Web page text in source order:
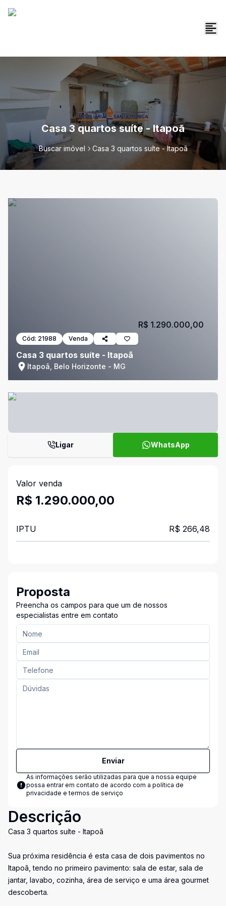
Casa 3 quartos suíte - Itapoã
Buscar imóvel Casa 3 quartos suíte - Itapoã
Cód: 21988 Venda
Casa 3 quartos suíte - Itapoã
Itapoã, Belo Horizonte - MG
R$ 1.290.000,00
Ligar WhatsApp
Valor venda
R$ 1.290.000,00
IPTU R$ 266,48
Proposta
Preencha os campos para que um de nossos
especialistas entre em contato
Enviar
As informações serão utilizadas para que a nossa equipe
possa entrar em contato de acordo com a política de
privacidade e termos de serviço
Descrição
Casa 3 quartos suíte - Itapoã
Sua próxima residência é esta casa de dois pavimentos no
Itapoã, tendo no primeiro pavimento: sala de estar, sala de
jantar, lavabo, cozinha, área de serviço e uma área gourmet
descoberta.